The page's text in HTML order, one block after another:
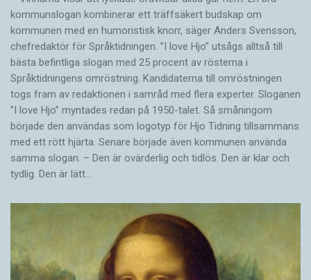
kommunslogan kombinerar ett träffsäkert budskap om
kommunen med en humoristisk knorr, säger Anders Svensson,
chefredaktör för Språktidningen. ”I love Hjo” utsågs alltså till
bästa befintliga slogan med 25 procent av rösterna i
Språktidningens omröstning. Kandidaterna till omröstningen
togs fram av redaktionen i samråd med flera experter. Sloganen
”I love Hjo” myntades redan på 1950-talet. Så småningom
började den användas som logotyp för Hjo Tidning tillsammans
med ett rött hjärta. Senare började även kommunen använda
samma slogan. – Den är ovärderlig och tidlös. Den är klar och
tydlig. Den är lätt…